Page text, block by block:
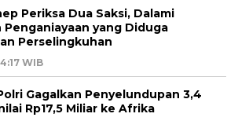
Periksa Dua Saksi, Dalami
Penganiayaan yang Diduga
Perselingkuhan
WIB
Gagalkan Penyelundupan 3,4
Rp17,5 Miliar ke Afrika